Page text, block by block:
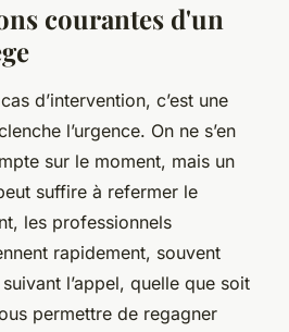
courantes d'un
d’intervention, c’est une
l’urgence. On ne s’en
sur le moment, mais un
suffire à refermer le
les professionnels
rapidement, souvent
suivant l’appel, quelle que soit
permettre de regagner